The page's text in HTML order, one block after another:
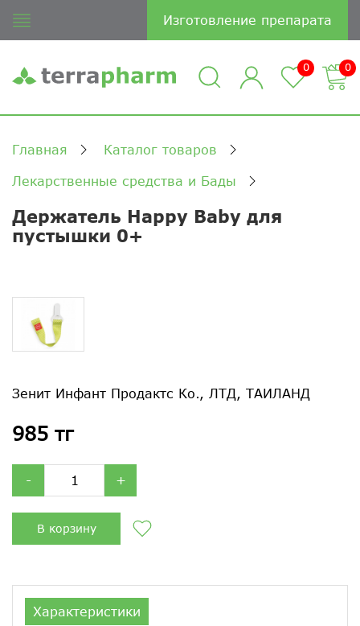
Изготовление препарата
0 0
Главная Каталог товаров
Лекарственные средства и Бады
Держатель Happy Baby для
пустышки 0+
Зенит Инфант Продактс Ко., ЛТД, ТАИЛАНД
985 тг
- +
В корзину
Характеристики